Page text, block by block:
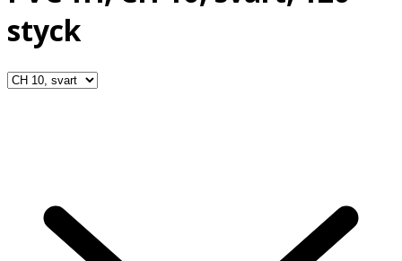
styck